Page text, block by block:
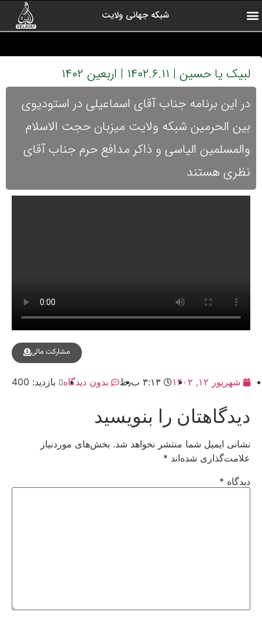
شبکه جهانی ولایت
لبیک یا حسین | ۱۴۰۲.۶.۱۱ | اربعین ۱۴۰۲
در این برنامه جناب آقای اسماعیلی در استودیوی
بین الحرمین شبکه ولایت میزبان حجت الاسلام
والمسلمین الیاسی و ذاکر مدافع حرم جناب آقای
نظری هستند
مشارکت مالی
شهریور ۱۲, ۱۴۰۲ ۳:۱۳ ب٫ظ بدون دیدگاه بازدید: 400
دیدگاهتان را بنویسید
نشانی ایمیل شما منتشر نخواهد شد. بخش‌های موردنیاز
علامت‌گذاری شده‌اند *
دیدگاه *